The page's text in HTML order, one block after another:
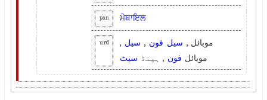
pan ਮੋਬਾਇਲ
urd موبائل , سیل فون , سیل ,
موبائل فون , ہینڈ سیٹ